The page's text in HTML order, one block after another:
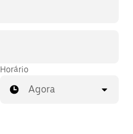
Horário
Agora